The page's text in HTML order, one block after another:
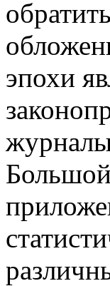
эпохи
Большой